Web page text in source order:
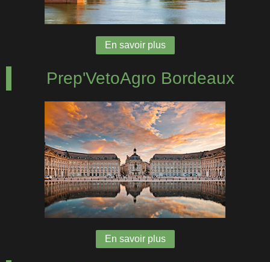
En savoir plus
Prep'VetoAgro Bordeaux
En savoir plus